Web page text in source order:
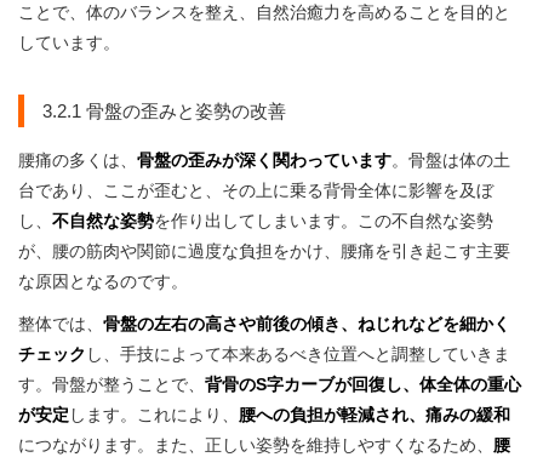
ことで、体のバランスを整え、自然治癒力を高めることを目的と
しています。
3.2.1 骨盤の歪みと姿勢の改善
腰痛の多くは、 骨盤の歪みが深く関わっています。骨盤は体の土
台であり、ここが歪むと、その上に乗る背骨全体に影響を及ぼ
し、 不自然な姿勢を作り出してしまいます。この不自然な姿勢
が、腰の筋肉や関節に過度な負担をかけ、腰痛を引き起こす主要
な原因となるのです。
整体では、 骨盤の左右の高さや前後の傾き、ねじれなどを細かく
チェック し、手技によって本来あるべき位置へと調整していきま
す。骨盤が整うことで、 背骨のS字カーブが回復し、体全体の重心
が安定 します。これにより、 腰への負担が軽減され、痛みの緩和
につながります。また、正しい姿勢を維持しやすくなるため、 腰